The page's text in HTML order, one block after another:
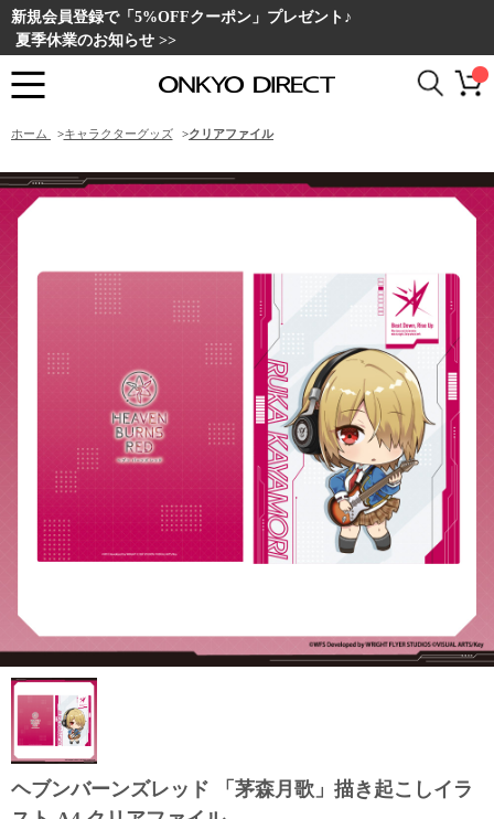
新規会員登録で「5%OFFクーポン」プレゼント♪
夏季休業のお知らせ >>
ホーム >キャラクターグッズ >クリアファイル
ヘブンバーンズレッド 「茅森月歌」描き起こしイラ